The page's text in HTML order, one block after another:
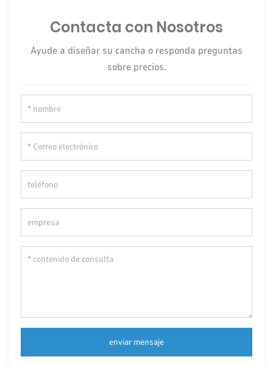
Contacta con Nosotros
Ayude a diseñar su cancha o responda preguntas
sobre precios.
enviar mensaje